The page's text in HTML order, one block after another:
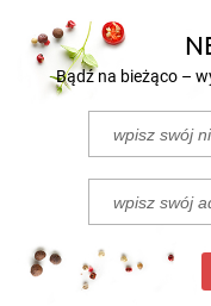
Bądź na bieżąco –